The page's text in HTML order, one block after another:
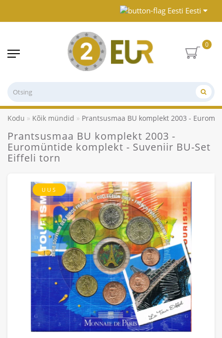
Eesti
0
Kodu Kõik mündid Prantsusmaa BU komplekt 2003 -
Prantsusmaa BU komplekt 2003 -
Euromüntide komplekt - Suveniir BU-Set
Eiffeli torn
UUS